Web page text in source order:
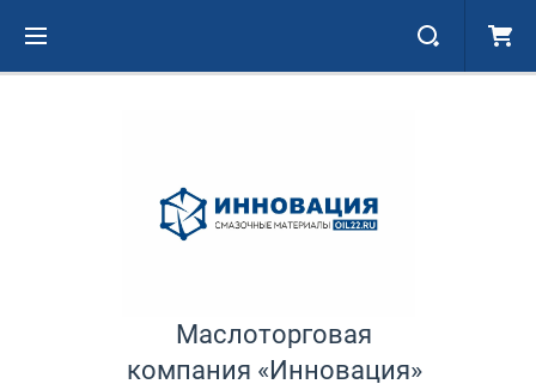
Маслоторговая
компания «Инновация»